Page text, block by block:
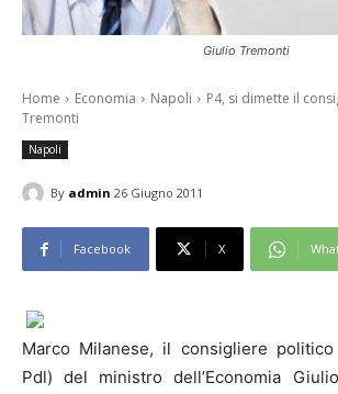
Giulio Tremonti
Home Economia Napoli
P4, si dimette il
Tremonti
Napoli
By admin 26 Giugno 2011
Facebook X
Marco Milanese, il consigliere politico
Pdl) del ministro dell’Economia